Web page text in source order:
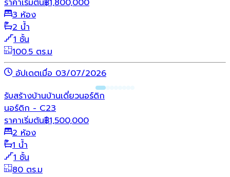
ราคาเริ่มต้น฿1,800,000
3 ห้อง
2 น้ำ
1 ชั้น
100.5 ตร.ม
อัปเดตเมื่อ 03/07/2026
รับสร้างบ้านบ้านเดี่ยวนอร์ดิก
นอร์ดิก - C23
ราคาเริ่มต้น฿1,500,000
2 ห้อง
1 น้ำ
1 ชั้น
80 ตร.ม